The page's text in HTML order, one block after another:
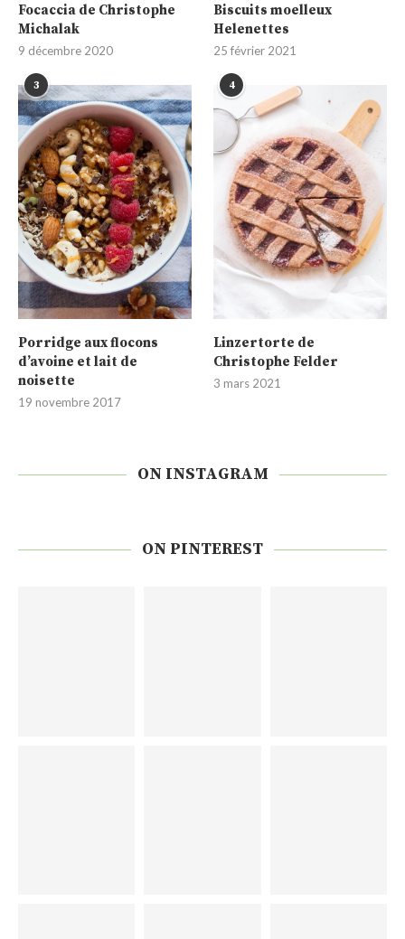
Focaccia de Christophe
Michalak
9 décembre 2020
Biscuits moelleux
Helenettes
25 février 2021
3
Porridge aux flocons
d’avoine et lait de
noisette
19 novembre 2017
4
Linzertorte de
Christophe Felder
3 mars 2021
ON INSTAGRAM
ON PINTEREST